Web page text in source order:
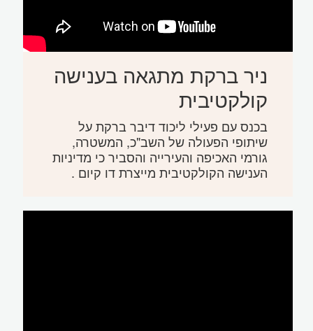
ניר ברקת מתגאה בענישה
קולקטיבית
בכנס עם פעילי ליכוד דיבר ברקת על
שיתופי הפעולה של השב"כ, המשטרה,
גורמי האכיפה והעירייה והסביר כי מדיניות
הענישה הקולקטיבית מייצרת דו קיום .